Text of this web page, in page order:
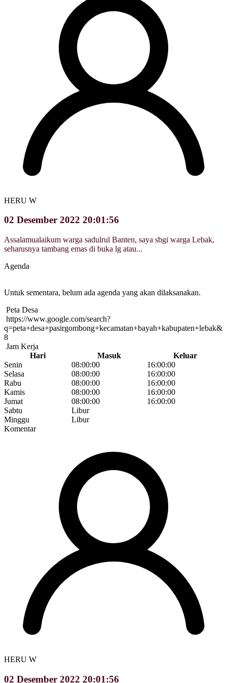
HERU W
02 Desember 2022 20:01:56
Assalamualaikum warga sadulrul Banten, saya sbgi warga Lebak,
seharusnya tambang emas di buka lg atau...
Agenda
Untuk sementara, belum ada agenda yang akan dilaksanakan.
Peta Desa
https://www.google.com/search?
8
Jam Kerja
Hari
Masuk
Keluar
Senin
08:00:00
16:00:00
Selasa
08:00:00
16:00:00
Rabu
08:00:00
16:00:00
Kamis
08:00:00
16:00:00
Jumat
08:00:00
16:00:00
Sabtu
Libur
Minggu
Libur
Komentar
HERU W
02 Desember 2022 20:01:56